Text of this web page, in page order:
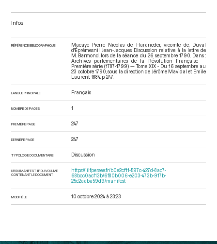
Infos
RÉFÉRENCE BIBLIOGRAPHIQUE
Macaye Pierre Nicolas de Haraneder, vicomte de, Duval
d'Éprémesnil Jean-Jacques. Discussion relative à la lettre de
M. Barmond, lors de la séance du 26 septembre 1790. Dans :
Archives parlementaires de la Révolution Française —
Première série (1787-1799) — Tome XIX - Du 16 septembre au
23 octobre 1790 , sous la direction de Jérôme Mavidal et Emile
Laurent. 1884. p. 247.
LANGUE PRINCIPALE Français
NOMBRE DE PAGES 1
PREMIÈRE PAGE 247
DERNIÈRE PAGE 247
TYPOLOGIE DOCUMENTAIRE Discussion
URI DU MANIFEST IIIF DU VOLUME
CONTENANT LE DOCUMENT
https://iiif.persee.fr/b0e2cf11-597c-427d-8ac7-
68bcc0acf13b/6f80b006-e203-473b-917b-
25c2aaba59d9/manifest
MODIFIÉ LE 10 octobre 2024 à 23:23